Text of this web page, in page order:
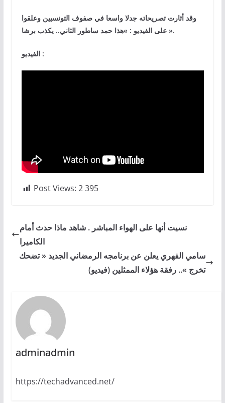
وقد أثارت تصريحاته جدلا واسعا في صفوف التونسيين وعلقوا
على الفيديو : »هذا حمد ساطور الثاني.. يكذب برشا ».
الفيديو :
Post Views: 2 395
نسيت أنها على الهواء المباشر . شاهد ماذا حدث أمام
الكاميرا
سامي الفهري يعلن عن برنامجه الرمضاني الجديد « تضحك
تخرج ».. رفقة هؤلاء الممثلين (فيديو)
adminadmin
https://techadvanced.net/